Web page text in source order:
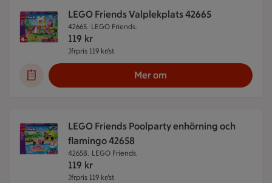
LEGO Friends Valplekplats 42665
42665. LEGO Friends.
119 kr
Jfrpris 119 kr/st
Mer om
LEGO Friends Poolparty enhörning och
flamingo 42658
42658. LEGO Friends.
119 kr
Jfrpris 119 kr/st